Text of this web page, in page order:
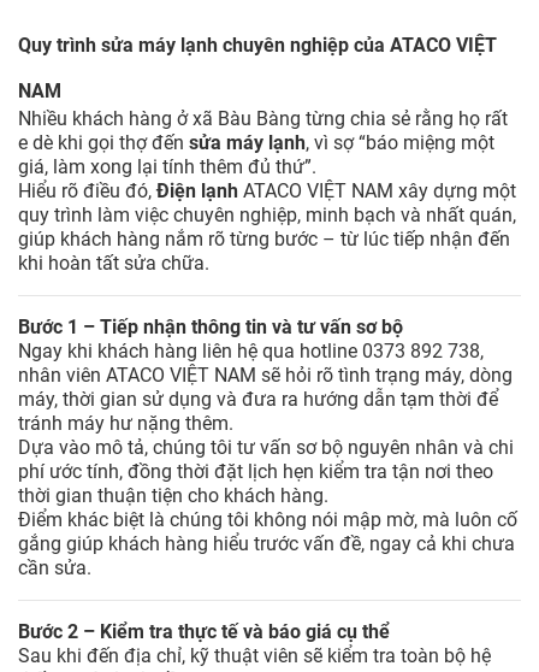
Quy trình sửa máy lạnh chuyên nghiệp của ATACO VIỆT
NAM
Nhiều khách hàng ở xã Bàu Bàng từng chia sẻ rằng họ rất
e dè khi gọi thợ đến sửa máy lạnh, vì sợ “báo miệng một
giá, làm xong lại tính thêm đủ thứ”.
Hiểu rõ điều đó,Điện lạnh ATACO VIỆT NAM xây dựng một
quy trình làm việc chuyên nghiệp, minh bạch và nhất quán,
giúp khách hàng nắm rõ từng bước – từ lúc tiếp nhận đến
khi hoàn tất sửa chữa.
Bước 1 – Tiếp nhận thông tin và tư vấn sơ bộ
Ngay khi khách hàng liên hệ qua hotline 0373 892 738,
nhân viên ATACO VIỆT NAM sẽ hỏi rõ tình trạng máy, dòng
máy, thời gian sử dụng và đưa ra hướng dẫn tạm thời để
tránh máy hư nặng thêm.
Dựa vào mô tả, chúng tôi tư vấn sơ bộ nguyên nhân và chi
phí ước tính, đồng thời đặt lịch hẹn kiểm tra tận nơi theo
thời gian thuận tiện cho khách hàng.
Điểm khác biệt là chúng tôi không nói mập mờ, mà luôn cố
gắng giúp khách hàng hiểu trước vấn đề, ngay cả khi chưa
cần sửa.
Bước 2 – Kiểm tra thực tế và báo giá cụ thể
Sau khi đến địa chỉ, kỹ thuật viên sẽ kiểm tra toàn bộ hệ